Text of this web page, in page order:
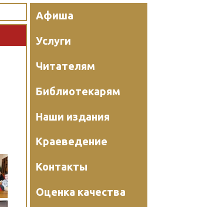
Афиша
Услуги
Читателям
Библиотекарям
Наши издания
Краеведение
Контакты
Оценка качества